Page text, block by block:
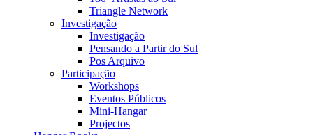
Triangle Network
Investigação
Investigação
Pensando a Partir do Sul
Pos Arquivo
Participação
Workshops
Eventos Públicos
Mini-Hangar
Projectos